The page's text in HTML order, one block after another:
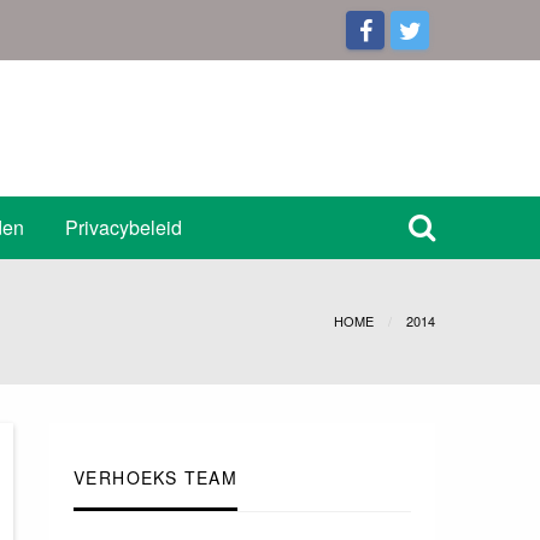
Privacybeleid
HOME 2014
VERHOEKS TEAM